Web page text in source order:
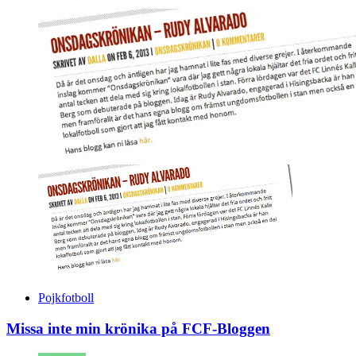
Pojkfotboll
Missa inte min krönika på FCF-Bloggen